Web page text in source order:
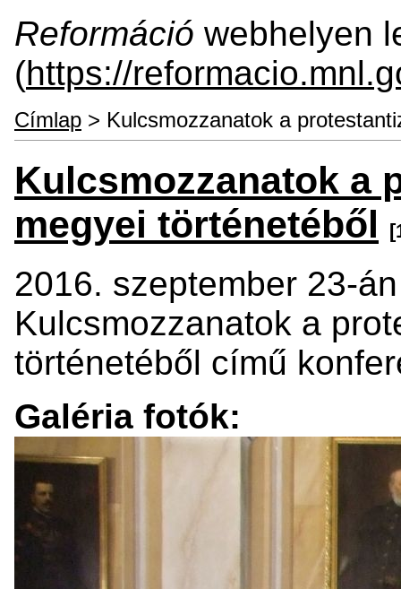
Reformáció webhelyen
(https://
Címlap > Kulcsmozzanatok a
Kulcsmozzanatok a
megyei történetéből
2016. szeptember 23-
Kulcsmozzanatok a
történetéből című
Galéria fotók: